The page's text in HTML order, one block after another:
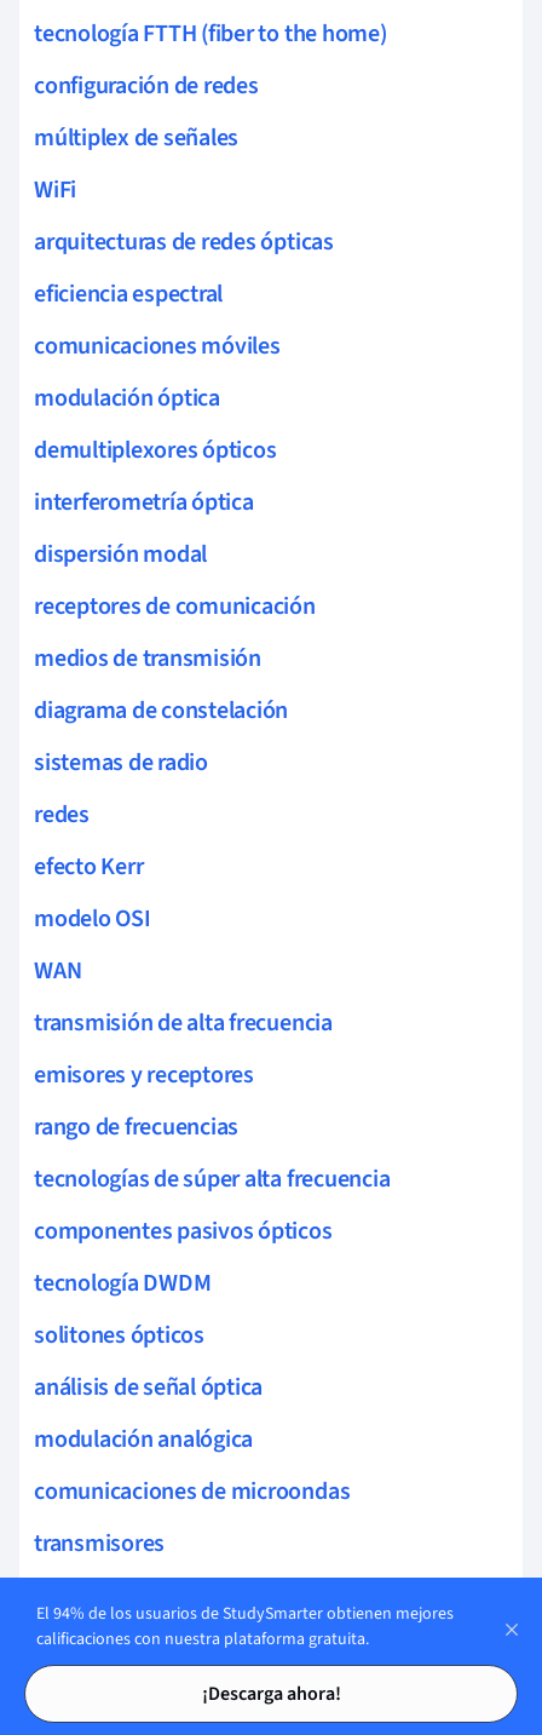
Tarjetas de estudio
Tarjetas de estudio
tecnología FTTH (fiber to the home)
configuración de redes
múltiplex de señales
WiFi
arquitecturas de redes ópticas
eficiencia espectral
comunicaciones móviles
modulación óptica
demultiplexores ópticos
interferometría óptica
dispersión modal
receptores de comunicación
medios de transmisión
diagrama de constelación
sistemas de radio
redes
efecto Kerr
modelo OSI
WAN
transmisión de alta frecuencia
emisores y receptores
rango de frecuencias
tecnologías de súper alta frecuencia
componentes pasivos ópticos
tecnología DWDM
solitones ópticos
análisis de señal óptica
modulación analógica
comunicaciones de microondas
transmisores
interferencia de señales
enrutamiento óptico
El 94% de los usuarios de StudySmarter obtienen mejores
calificaciones con nuestra plataforma gratuita.
¡Descarga ahora!